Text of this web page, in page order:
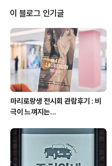
상 주차장은 이용할 수 없고요. 지하 2층 3
차장 이용해야 합니다. | 넓은 주차공간, 안
화문 교보문고 주차장은 상당히 넓고 안정
다. 지하로 내려오는 커브길도 넓어서 차량
연석에 타이어가 밀리는 문제도 없습니다.
어서 큰 차들이 방해받지 않고 주차하기도..
이 블로그 인기글
마리로랑생 전시회 관람후기 : 비
극이 느껴지는...